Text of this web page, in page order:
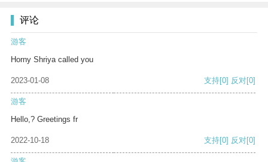
评论
游客
Horny Shriya called you
2023-01-08 支持[0] 反对[0]
游客
Hello,? Greetings fr
2022-10-18 支持[0] 反对[0]